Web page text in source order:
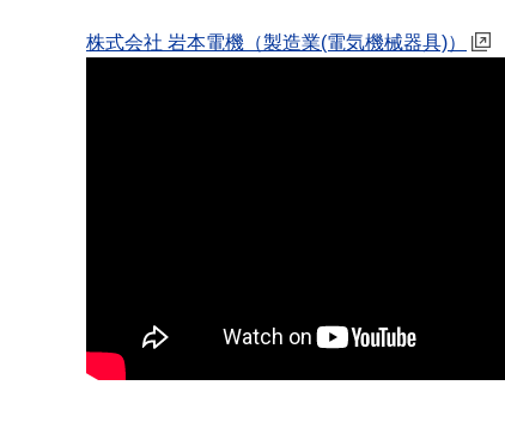
株式会社 岩本電機（製造業(電気機械器具)）